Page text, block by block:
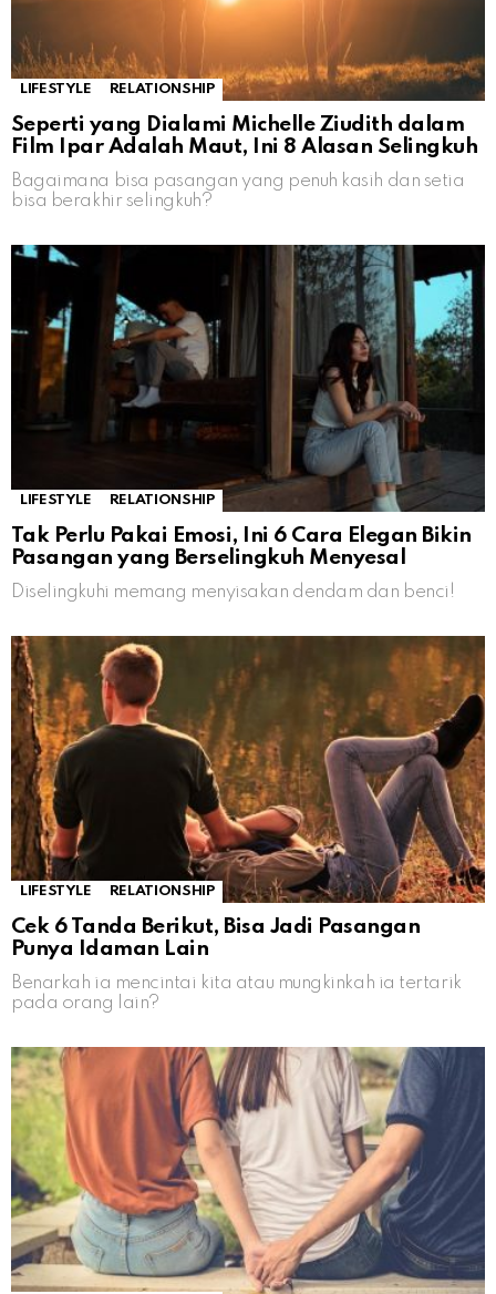
LIFESTYLE RELATIONSHIP
Seperti yang Dialami Michelle Ziudith dalam
Film Ipar Adalah Maut, Ini 8 Alasan Selingkuh
Bagaimana bisa pasangan yang penuh kasih dan setia
bisa berakhir selingkuh?
LIFESTYLE RELATIONSHIP
Tak Perlu Pakai Emosi, Ini 6 Cara Elegan Bikin
Pasangan yang Berselingkuh Menyesal
Diselingkuhi memang menyisakan dendam dan benci!
LIFESTYLE RELATIONSHIP
Cek 6 Tanda Berikut, Bisa Jadi Pasangan
Punya Idaman Lain
Benarkah ia mencintai kita atau mungkinkah ia tertarik
pada orang lain?